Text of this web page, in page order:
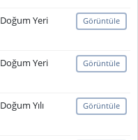
Doğum Yeri Görüntüle
Doğum Yeri Görüntüle
Doğum Yılı Görüntüle